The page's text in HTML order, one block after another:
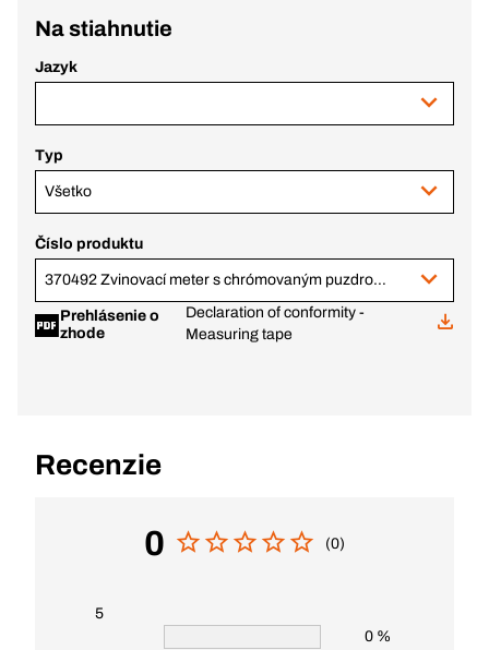
Na stiahnutie
Jazyk
Typ
Všetko
Číslo produktu
370492 Zvinovací meter s chrómovaným puzdrom 5 m
Prehlásenie o
zhode
Declaration of conformity -
Measuring tape
Recenzie
0 (0)
5
0 %